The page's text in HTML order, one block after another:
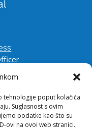
tehnologije poput kolačića
Suglasnost s ovim
podatke kao što su
ovi na ovoj web stranici.
(EU)